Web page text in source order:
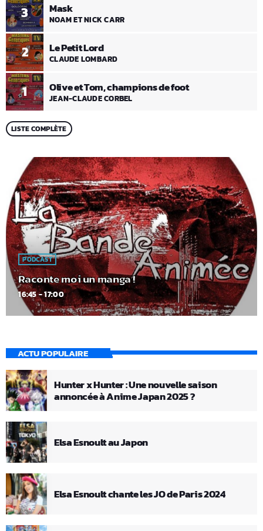
1 Olive et Tom, champions de foot
JEAN-CLAUDE CORBEL
2 Le Petit Lord
CLAUDE LOMBARD
3 Mask
NOAM ET NICK CARR
LISTE COMPLÈTE
PODCAST
Raconte moi un manga !
16:45 - 17:00
ACTU POPULAIRE
Hunter x Hunter : Une nouvelle saison
annoncée à Anime Japan 2025 ?
Elsa Esnoult au Japon
Elsa Esnoult chante les JO de Paris 2024